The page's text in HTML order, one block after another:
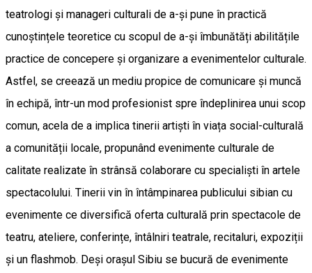
teatrologi și manageri culturali de a-și pune în practică
cunoștințele teoretice cu scopul de a-și îmbunătăți abilitățile
practice de concepere și organizare a evenimentelor culturale.
Astfel, se creează un mediu propice de comunicare și muncă
în echipă, într-un mod profesionist spre îndeplinirea unui scop
comun, acela de a implica tinerii artiști în viața social-culturală
a comunității locale, propunând evenimente culturale de
calitate realizate în strânsă colaborare cu specialiști în artele
spectacolului. Tinerii vin în întâmpinarea publicului sibian cu
evenimente ce diversifică oferta culturală prin spectacole de
teatru, ateliere, conferințe, întâlniri teatrale, recitaluri, expoziții
și un flashmob. Deși orașul Sibiu se bucură de evenimente